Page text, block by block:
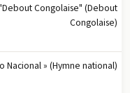
Congolaise" (Debout
Congolaise)
Nacional » (Hymne national)